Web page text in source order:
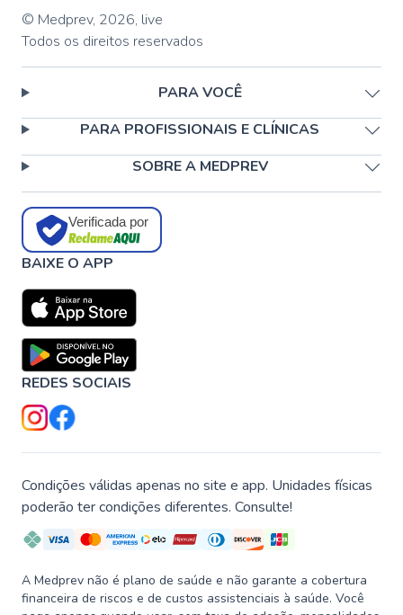
© Medprev, 2026, live
Todos os direitos reservados
PARA VOCÊ
PARA PROFISSIONAIS E CLÍNICAS
SOBRE A MEDPREV
Verificada por
BAIXE O APP
REDES SOCIAIS
Condições válidas apenas no site e app. Unidades físicas
poderão ter condições diferentes. Consulte!
A Medprev não é plano de saúde e não garante a cobertura
financeira de riscos e de custos assistenciais à saúde. Você